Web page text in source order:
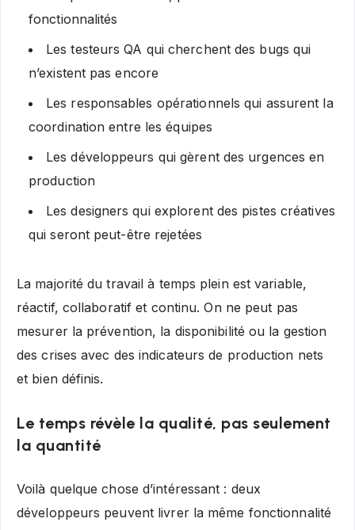
fonctionnalités
Les testeurs QA qui cherchent des bugs qui
n’existent pas encore
Les responsables opérationnels qui assurent la
coordination entre les équipes
Les développeurs qui gèrent des urgences en
production
Les designers qui explorent des pistes créatives
qui seront peut-être rejetées
La majorité du travail à temps plein est variable,
réactif, collaboratif et continu. On ne peut pas
mesurer la prévention, la disponibilité ou la gestion
des crises avec des indicateurs de production nets
et bien définis.
Le temps révèle la qualité, pas seulement
la quantité
Voilà quelque chose d’intéressant : deux
développeurs peuvent livrer la même fonctionnalité